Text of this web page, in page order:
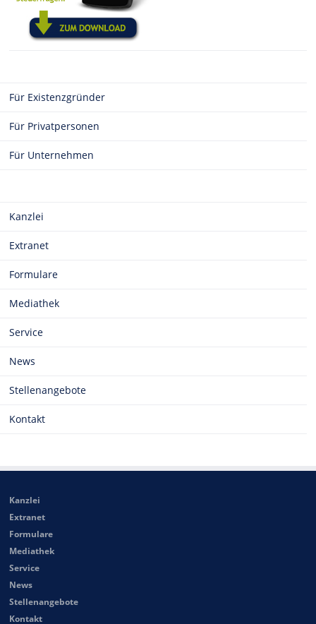
Für Existenzgründer
Für Privatpersonen
Für Unternehmen
Kanzlei
Extranet
Formulare
Mediathek
Service
News
Stellenangebote
Kontakt
Kanzlei
Extranet
Formulare
Mediathek
Service
News
Stellenangebote
Kontakt